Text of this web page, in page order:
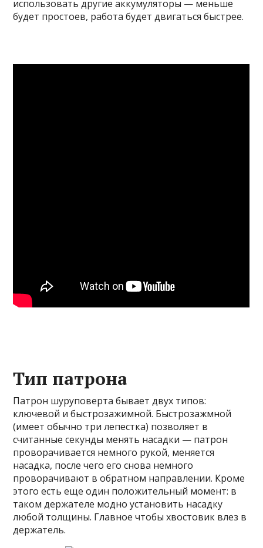
использовать другие аккумуляторы — меньше
будет простоев, работа будет двигаться быстрее.
Тип патрона
Патрон шуруповерта бывает двух типов:
ключевой и быстрозажимной. Быстрозажмной
(имеет обычно три лепестка) позволяет в
считанные секунды менять насадки — патрон
проворачивается немного рукой, меняется
насадка, после чего его снова немного
проворачивают в обратном направлении. Кроме
этого есть еще один положительный момент: в
таком держателе модно установить насадку
любой толщины. Главное чтобы хвостовик влез в
держатель.